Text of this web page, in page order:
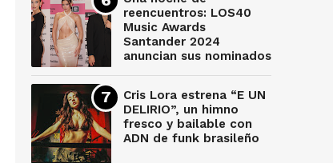
reencuentros: LOS40
Music Awards
Santander 2024
anuncian sus nominados
Cris Lora estrena “E UN
DELIRIO”, un himno
fresco y bailable con
ADN de funk brasileño